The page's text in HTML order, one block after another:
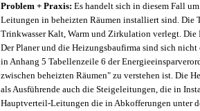
Problem + Praxis: Es handelt sich in diesem Fall
Leitungen in beheizten Räumen installiert sind. Die
Trinkwasser Kalt, Warm und Zirkulation verlegt.
Der Planer und die Heizungsbaufirma sind sich
in Anhang 5 Tabellenzeile 6 der
zwischen beheizten Räumen" zu verstehen ist. Die
als Ausführende auch die Steigeleitungen, die in
Hauptverteil-Leitungen die in Abkofferungen unter